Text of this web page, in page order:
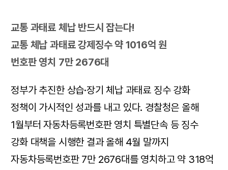
교통 과태료 체납 반드시 잡는다!
교통 체납 과태료 강제징수 약 1016억 원
번호판 영치 7만 2676대
정부가 추진한 상습·장기 체납 과태료 징수 강화
정책이 가시적인 성과를 내고 있다. 경찰청은 올해
1월부터 자동차등록번호판 영치 특별단속 등 징수
강화 대책을 시행한 결과 올해 4월 말까지
자동차등록번호판 7만 2676대를 영치하고 약 318억